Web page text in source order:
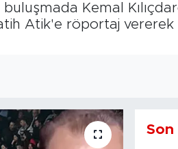
Kemal
Atik'e röportaj
Son